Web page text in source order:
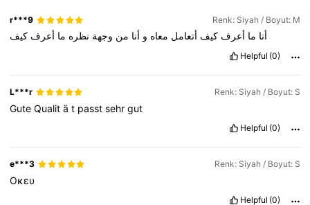
r***9 Renk: Siyah / Boyut: M
أنا ما أعرف كيف أتعامل معاه و أنا من وجهة نظره ما أعرف كيف
Helpful (0)
L***r Renk: Siyah / Boyut: S
GuteQualität passtsehrgut
Helpful (0)
e***3 Renk: Siyah / Boyut: S
Οκευ
Helpful (0)